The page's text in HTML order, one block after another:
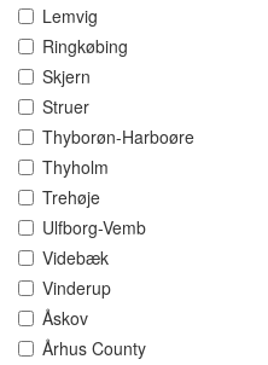
Lemvig
Ringkøbing
Skjern
Struer
Thyborøn-Harboøre
Thyholm
Trehøje
Ulfborg-Vemb
Videbæk
Vinderup
Åskov
Århus County